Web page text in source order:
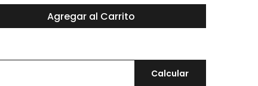
Agregar al Carrito
Calcular